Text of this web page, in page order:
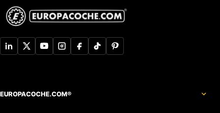
EUROPACOCHE.COM®